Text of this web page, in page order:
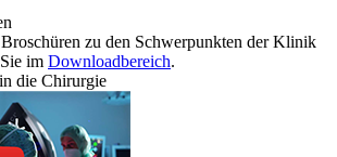
zu den Schwerpunkten der Klinik
im Downloadbereich.
die Chirurgie